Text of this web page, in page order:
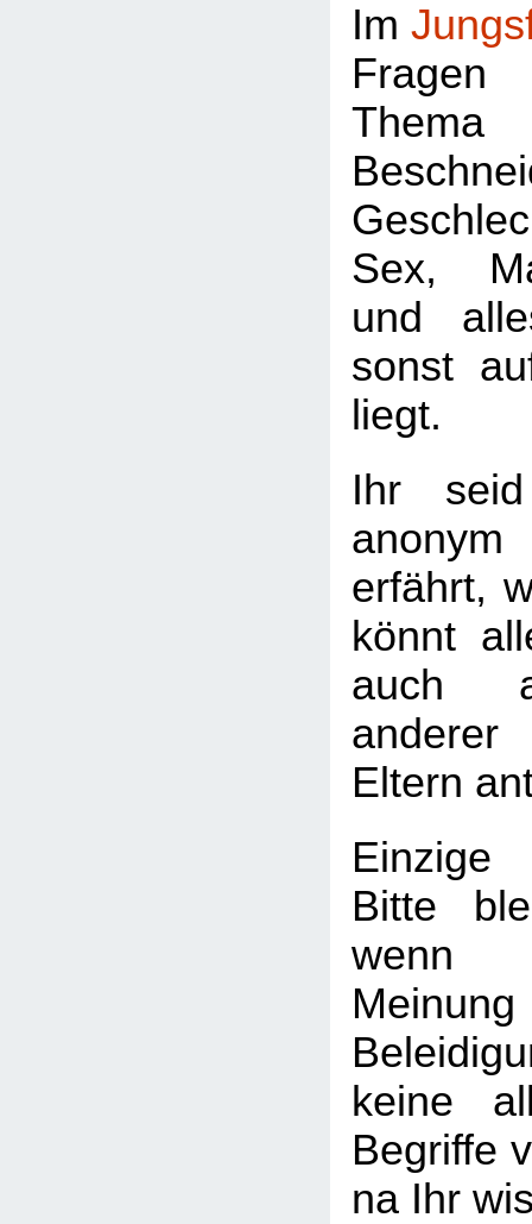
Im
Sex,
und
sonst
liegt.
Ihr
erfährt,
könnt
auch
Eltern
Bitte
wenn
keine
Begriffe
na Ihr